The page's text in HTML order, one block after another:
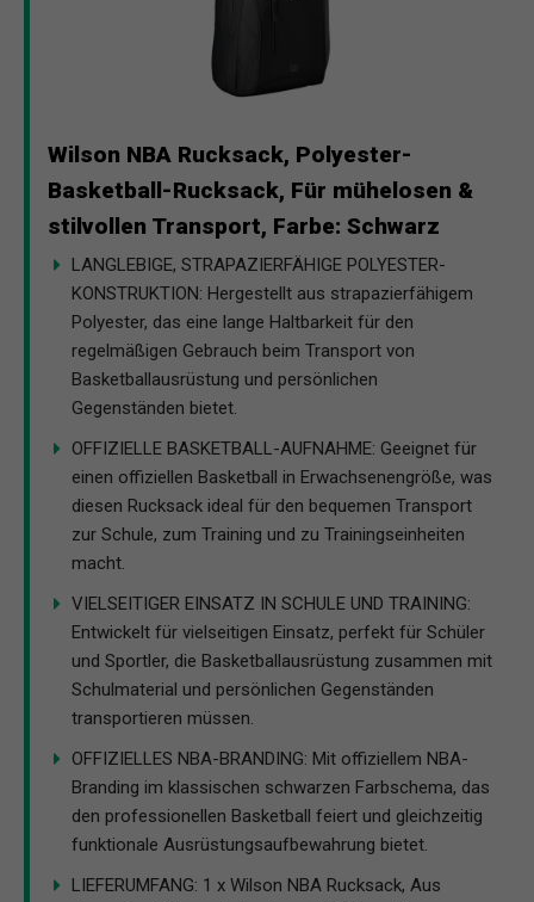
Wilson NBA Rucksack, Polyester-
Basketball-Rucksack, Für mühelosen &
stilvollen Transport, Farbe: Schwarz
LANGLEBIGE, STRAPAZIERFÄHIGE POLYESTER-
KONSTRUKTION: Hergestellt aus strapazierfähigem
Polyester, das eine lange Haltbarkeit für den
regelmäßigen Gebrauch beim Transport von
Basketballausrüstung und persönlichen
Gegenständen bietet.
OFFIZIELLE BASKETBALL-AUFNAHME: Geeignet für
einen offiziellen Basketball in Erwachsenengröße, was
diesen Rucksack ideal für den bequemen Transport
zur Schule, zum Training und zu Trainingseinheiten
macht.
VIELSEITIGER EINSATZ IN SCHULE UND TRAINING:
Entwickelt für vielseitigen Einsatz, perfekt für Schüler
und Sportler, die Basketballausrüstung zusammen mit
Schulmaterial und persönlichen Gegenständen
transportieren müssen.
OFFIZIELLES NBA-BRANDING: Mit offiziellem NBA-
Branding im klassischen schwarzen Farbschema, das
den professionellen Basketball feiert und gleichzeitig
funktionale Ausrüstungsaufbewahrung bietet.
LIEFERUMFANG: 1 x Wilson NBA Rucksack, Aus